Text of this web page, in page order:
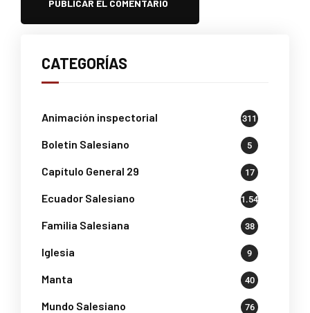
CATEGORÍAS
Animación inspectorial 311
Boletin Salesiano 5
Capítulo General 29 17
Ecuador Salesiano 1.541
Familia Salesiana 38
Iglesia 9
Manta 40
Mundo Salesiano 76